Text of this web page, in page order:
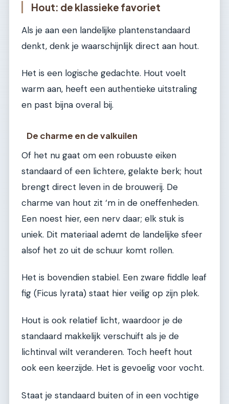
Hout: de klassieke favoriet
Als je aan een landelijke plantenstandaard
denkt, denk je waarschijnlijk direct aan hout.
Het is een logische gedachte. Hout voelt
warm aan, heeft een authentieke uitstraling
en past bijna overal bij.
De charme en de valkuilen
Of het nu gaat om een robuuste eiken
standaard of een lichtere, gelakte berk; hout
brengt direct leven in de brouwerij. De
charme van hout zit ‘m in de oneffenheden.
Een noest hier, een nerv daar; elk stuk is
uniek. Dit materiaal ademt de landelijke sfeer
alsof het zo uit de schuur komt rollen.
Het is bovendien stabiel. Een zware fiddle leaf
fig (Ficus lyrata) staat hier veilig op zijn plek.
Hout is ook relatief licht, waardoor je de
standaard makkelijk verschuift als je de
lichtinval wilt veranderen. Toch heeft hout
ook een keerzijde. Het is gevoelig voor vocht.
Staat je standaard buiten of in een vochtige